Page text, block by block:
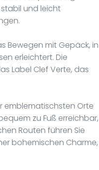
und leicht
Bewegen mit Gepäck, in
erleichtert. Die
Label Clef Verte, das
emblematischsten Orte
zu Fuß erreichbar,
Routen führen Sie
bohemischen Charme,